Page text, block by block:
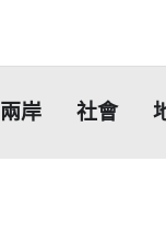
兩岸 社會